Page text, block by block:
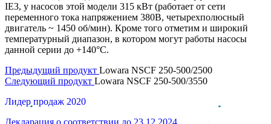
IE3, у насосов этой модели 315 кВт (работает от сети
переменного тока напряжением 380В, четырехполюсный
двигатель ~ 1450 об/мин). Кроме того отметим и широкий
температурный диапазон, в котором могут работы насосы
данной серии до +140°C.
Предыдущий продукт Lowara NSCF 250-500/2500
Следующий продукт Lowara NSCF 250-500/3550
Лидер продаж 2020
Декларация о соответствии до 23.12.2024